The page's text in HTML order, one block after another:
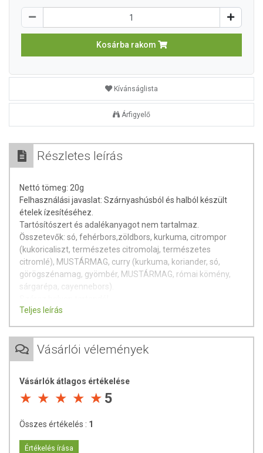
Kosárba rakom
Kívánságlista
Árfigyelő
Részletes leírás
Nettó tömeg: 20g
Felhasználási javaslat: Szárnyashúsból és halból készült
ételek ízesítéséhez.
Tartósítószert és adalékanyagot nem tartalmaz.
Összetevők: só, fehérbors,zöldbors, kurkuma, citrompor
(kukoricaliszt, természetes citromolaj, természetes
citromlé), MUSTÁRMAG, curry (kurkuma, koriander, só,
görögszénamag, gyömbér, MUSTÁRMAG, római kömény,
sárgarépa, cayennebors).
Származási hely: Magyarország
Gyártó és forgalmazó: ÍZTÁR-Fűszermanufaktúra Kft.
Teljes leírás
Vásárlói vélemények
Vásárlók átlagos értékelése
5
Összes értékelés : 1
Értékelés írása